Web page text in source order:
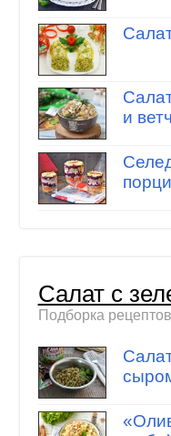
и
Салат с
Подборка рецептов